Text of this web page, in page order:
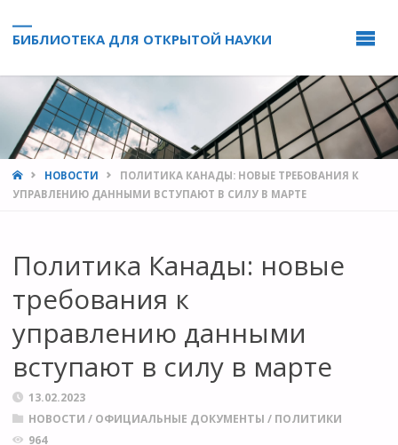
БИБЛИОТЕКА ДЛЯ ОТКРЫТОЙ НАУКИ
HOMEНОВОСТИ
ПОЛИТИКА КАНАДЫ: НОВЫЕ ТРЕБОВАНИЯ К
УПРАВЛЕНИЮ ДАННЫМИ ВСТУПАЮТ В СИЛУ В МАРТЕ
Политика Канады: новые
требования к
управлению данными
вступают в силу в марте
13.02.2023
НОВОСТИ / ОФИЦИАЛЬНЫЕ ДОКУМЕНТЫ / ПОЛИТИКИ
964